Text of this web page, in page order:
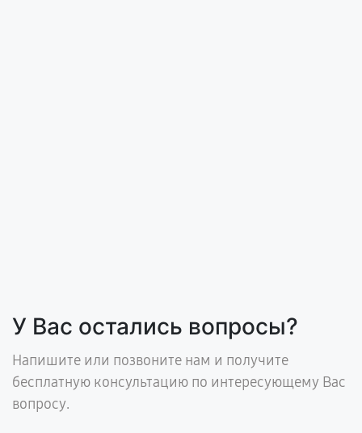
У Вас остались вопросы?
Напишите или позвоните нам и получите
бесплатную консультацию по интересующему Вас
вопросу.